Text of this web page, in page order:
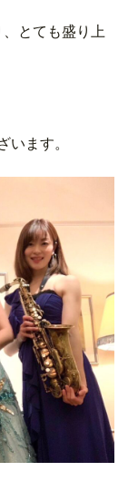
とても盛り上
います。